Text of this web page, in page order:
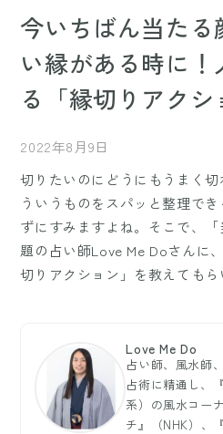
今いちばん当たる
い縁がある時に
る「縁切りアクシ
2022年8月9日
切りたいのにどうにもうまく
ういうものをスパッと整理で
ずにすみますよね。そこで、
題の占い師Love Me Doさんに
切りアクション」を教えてもら
Love Me Do
占い師、風水師
占術に精通し、
系）の風水コー
チ』（NHK）、